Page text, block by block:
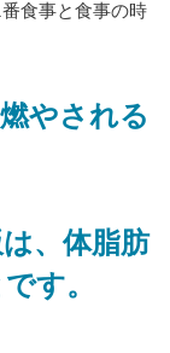
食事と食事の時
やされる
、体脂肪
す。